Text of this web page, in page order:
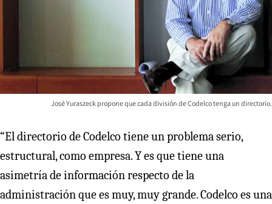
José Yuraszeck propone que cada división de Codelco tenga un directorio.
“El directorio de Codelco tiene un problema serio,
estructural, como empresa. Y es que tiene una
asimetría de información respecto de la
administración que es muy, muy grande. Codelco es una